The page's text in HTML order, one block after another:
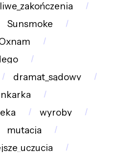
Sunsmoke
dramat_sądowy
wyroby
mutacja